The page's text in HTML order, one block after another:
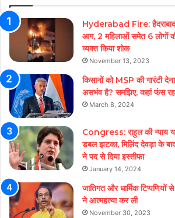
Hyderabad Fire: हैदराबाद
आग, 2 महिलाओं समेत 6 लोगों
व्यक्त किया शोक
November 13, 2023
किसानों को MSP की गारंटी
असभंव है? समझिए, कहां फंस
March 8, 2024
Congress: राहुल की न्याय
डबल झटका, मिलिंद देवड़ा के
ने पद से दिया इस्तीफा
January 14, 2024
जातिगत और धार्मिक
ने आत्महत्या कर ली
November 30, 2023